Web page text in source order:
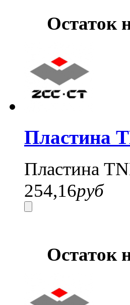
Остаток
Пластина
Пластина
254,16руб
Остаток